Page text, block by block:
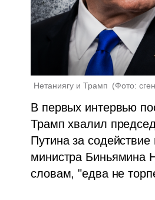
Нетаниягу и Трамп (Фото:
В первых интервью
Трамп хвалил
Путина за
министра Биньямина
словам, "едва не